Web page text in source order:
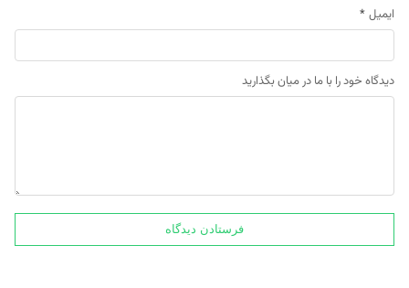
ایمیل *
دیدگاه خود را با ما در میان بگذارید